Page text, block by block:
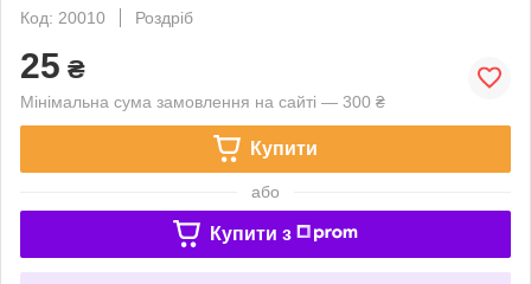
Код: 20010
Роздріб
25 ₴
Мінімальна сума замовлення на сайті — 300 ₴
Купити
або
Купити з